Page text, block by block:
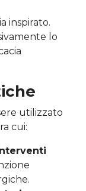
inspirato.
lo
utilizzato
cui: